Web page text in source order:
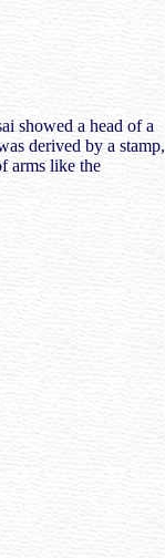
showed a head of a
derived by a stamp,
arms like the